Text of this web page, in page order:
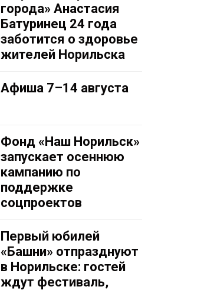
города» Анастасия
Батуринец 24 года
заботится о здоровье
жителей Норильска
Афиша 7–14 августа
Фонд «Наш Норильск»
запускает осеннюю
кампанию по
поддержке
соцпроектов
Первый юбилей
«Башни» отпразднуют
в Норильске: гостей
ждут фестиваль,